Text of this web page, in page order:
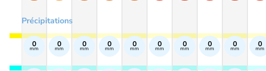
Précipitations
0
mm 0
mm 0
mm 0
mm 0
mm 0
mm 0
mm 0
mm 0
mm 0
mm